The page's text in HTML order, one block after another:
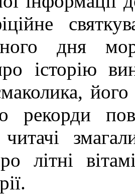
дня
історію
рекорди
літні